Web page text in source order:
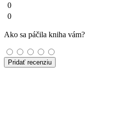
0
0
Ako sa páčila kniha vám?
Pridať recenziu